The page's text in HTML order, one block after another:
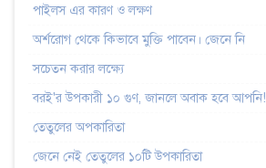
পাইলস এর কারণ ও লক্ষণ
অর্শরোগ থেকে কিভাবে মুক্তি পাবেন। জেনে নি
সচেতন করার লক্ষ্যে
বরই'র উপকারী ১০ গুণ, জানলে অবাক হবে আপনি!
তেতুলের অপকারিতা
জেনে নেই তেতুলের ১০টি উপকারিতা